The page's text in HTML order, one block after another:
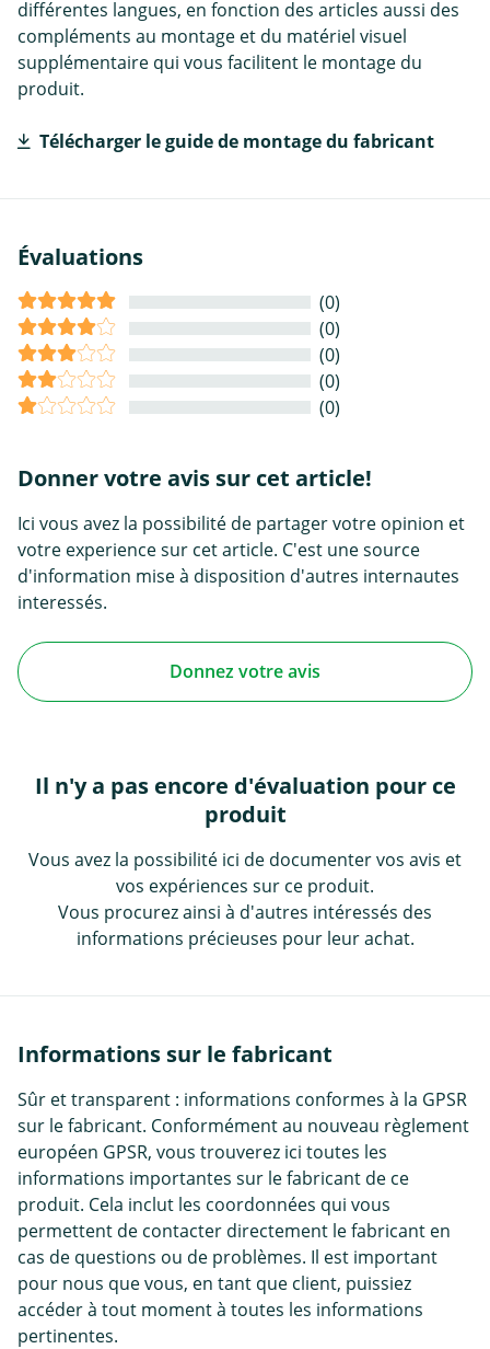
différentes langues, en fonction des articles aussi des
compléments au montage et du matériel visuel
supplémentaire qui vous facilitent le montage du
produit.
Télécharger le guide de montage du fabricant
Évaluations
(0)
(0)
(0)
(0)
(0)
Donner votre avis sur cet article!
Ici vous avez la possibilité de partager votre opinion et
votre experience sur cet article. C'est une source
d'information mise à disposition d'autres internautes
interessés.
Donnez votre avis
Il n'y a pas encore d'évaluation pour ce
produit
Vous avez la possibilité ici de documenter vos avis et
vos expériences sur ce produit.
Vous procurez ainsi à d'autres intéressés des
informations précieuses pour leur achat.
Informations sur le fabricant
Sûr et transparent : informations conformes à la GPSR
sur le fabricant. Conformément au nouveau règlement
européen GPSR, vous trouverez ici toutes les
informations importantes sur le fabricant de ce
produit. Cela inclut les coordonnées qui vous
permettent de contacter directement le fabricant en
cas de questions ou de problèmes. Il est important
pour nous que vous, en tant que client, puissiez
accéder à tout moment à toutes les informations
pertinentes.